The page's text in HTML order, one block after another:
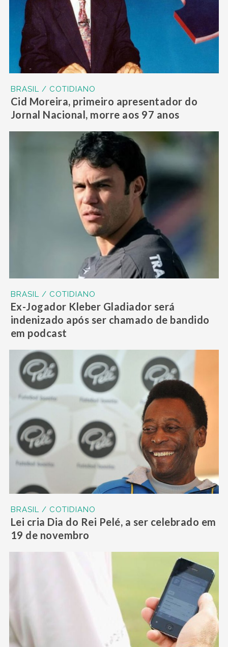
BRASIL / COTIDIANO
Cid Moreira, primeiro apresentador do
Jornal Nacional, morre aos 97 anos
BRASIL / COTIDIANO
Ex-Jogador Kleber Gladiador será
indenizado após ser chamado de bandido
em podcast
BRASIL / COTIDIANO
Lei cria Dia do Rei Pelé, a ser celebrado em
19 de novembro